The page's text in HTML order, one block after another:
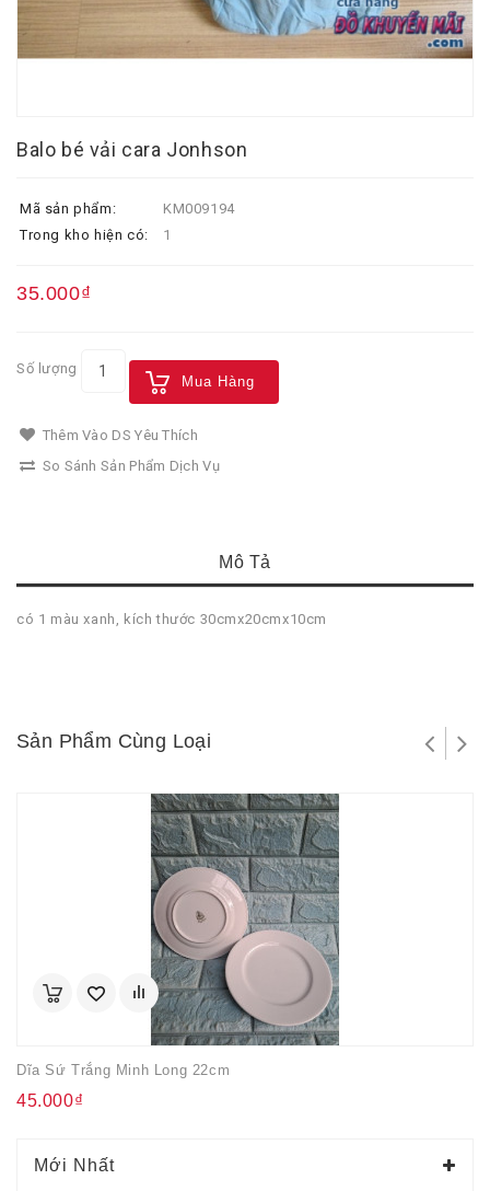
Balo bé vải cara Jonhson
Mã sản phẩm:
KM009194
Trong kho hiện có:
1
35.000₫
Số lượng
Mua Hàng
Thêm Vào DS Yêu Thích
So Sánh Sản Phẩm Dịch Vụ
Mô Tả
có 1 màu xanh, kích thước 30cmx20cmx10cm
Sản Phẩm Cùng Loại
Dĩa Sứ Trắng Minh Long 22cm
45.000₫
Mới Nhất